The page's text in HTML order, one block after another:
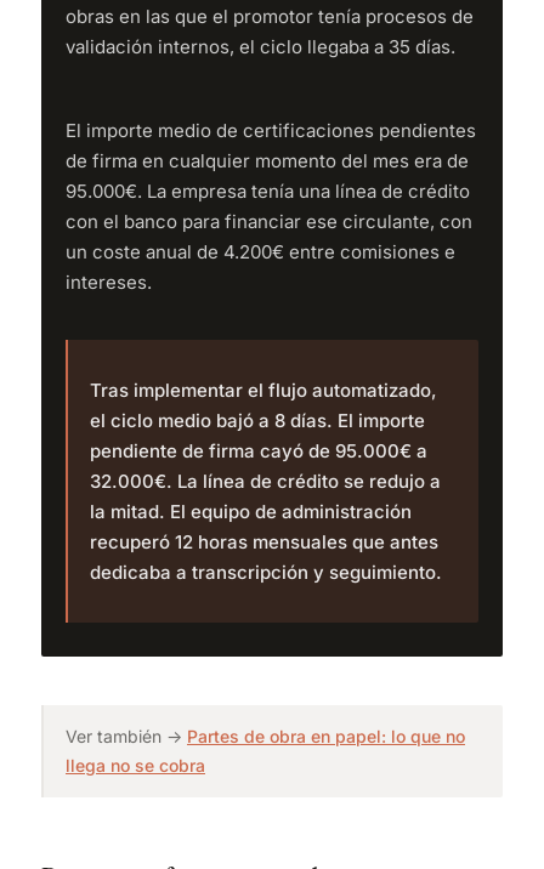
obras en las que el promotor tenía procesos de
validación internos, el ciclo llegaba a 35 días.
El importe medio de certificaciones pendientes
de firma en cualquier momento del mes era de
95.000€. La empresa tenía una línea de crédito
con el banco para financiar ese circulante, con
un coste anual de 4.200€ entre comisiones e
intereses.
Tras implementar el flujo automatizado,
el ciclo medio bajó a 8 días. El importe
pendiente de firma cayó de 95.000€ a
32.000€. La línea de crédito se redujo a
la mitad. El equipo de administración
recuperó 12 horas mensuales que antes
dedicaba a transcripción y seguimiento.
Ver también → Partes de obra en papel: lo que no
llega no se cobra